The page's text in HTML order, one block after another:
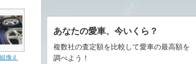
換え
あなたの愛車、今いくら？
複数社の査定額を比較して愛車の最高額を
調べよう！